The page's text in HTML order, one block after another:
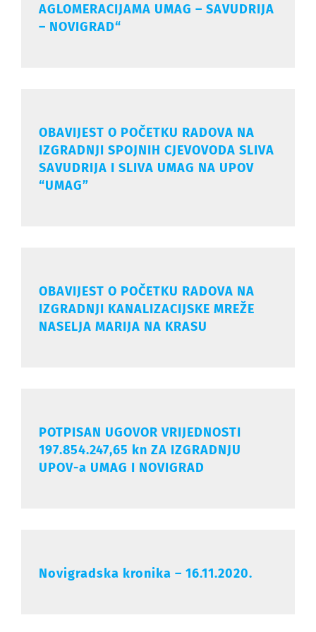
AGLOMERACIJAMA UMAG – SAVUDRIJA
– NOVIGRAD“
OBAVIJEST O POČETKU RADOVA NA
IZGRADNJI SPOJNIH CJEVOVODA SLIVA
SAVUDRIJA I SLIVA UMAG NA UPOV
“UMAG”
OBAVIJEST O POČETKU RADOVA NA
IZGRADNJI KANALIZACIJSKE MREŽE
NASELJA MARIJA NA KRASU
POTPISAN UGOVOR VRIJEDNOSTI
197.854.247,65 kn ZA IZGRADNJU
UPOV-a UMAG I NOVIGRAD
Novigradska kronika – 16.11.2020.